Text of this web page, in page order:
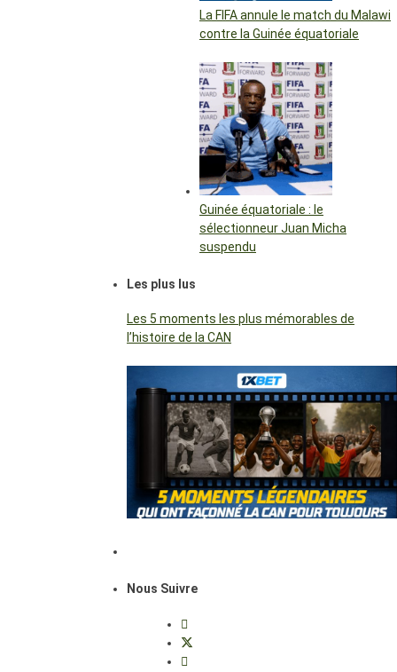
La FIFA annule le match du Malawi
contre la Guinée équatoriale
Guinée équatoriale : le
sélectionneur Juan Micha
suspendu
Les plus lus
Les 5 moments les plus mémorables de
l’histoire de la CAN
Nous Suivre